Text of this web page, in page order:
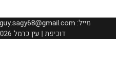
050-4555462 :טלפון | guy.sagy68@gmail.com :מייל
Copyright © 2026 דוכיפת | עין כרמל